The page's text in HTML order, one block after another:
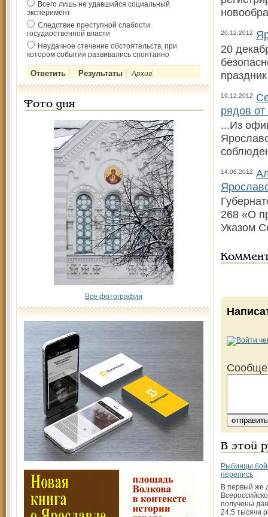
Всего лишь не удавшийся социальный
эксперимент
Следствие преступной слабости
государственной власти
Неудачное стечение обстоятельств, при
котором события развивались спонтанно
Архив
Фото дня
Все фотографии
20.12.2012
20
19.12.2012
рядов от
...Из
14.06.2012
268 «О
Указом
В этой
Рыбинцы
перепись
В первый же
получены
24,5 тысячи